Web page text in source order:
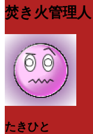
焚き火管理人
たきひと